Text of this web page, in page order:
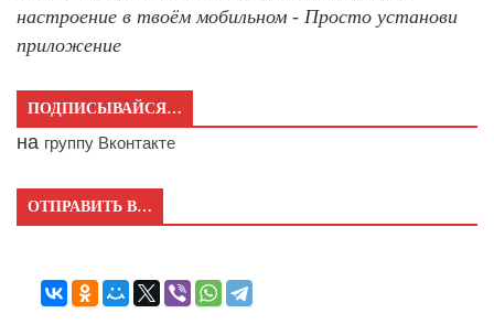
настроение в твоём мобильном - Просто установи
приложение
ПОДПИСЫВАЙСЯ…
на группу Вконтакте
ОТПРАВИТЬ В…